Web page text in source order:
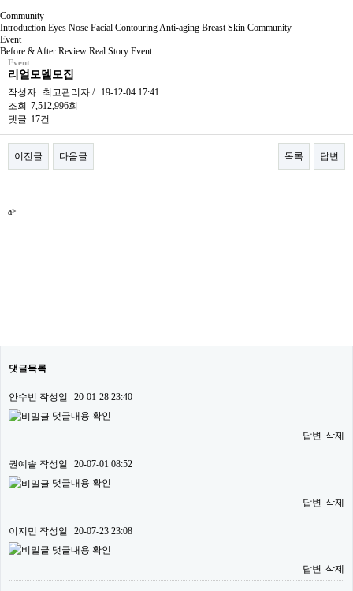
Community
Introduction Eyes Nose Facial ContouringAnti-aging Breast Skin Community
Event
Before & After Review Real Story Event
Event
리얼모델모집
작성자 최고관리자 / 19-12-04 17:41
조회 7,512,996회
댓글 17건
이전글 다음글 목록 답변
a>
댓글목록
안수빈 작성일
20-01-28 23:40
댓글내용 확인
답변 삭제
권예솔 작성일
20-07-01 08:52
댓글내용 확인
답변 삭제
이지민 작성일
20-07-23 23:08
댓글내용 확인
답변 삭제